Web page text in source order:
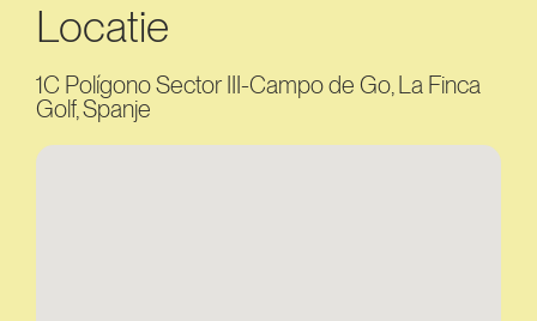
Locatie
1C Polígono Sector III-Campo de Go, La Finca
Golf, Spanje